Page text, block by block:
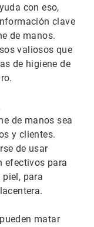
con eso,
clave
de manos.
valiosos que
de higiene de
de manos sea
y clientes.
de usar
efectivos para
para
matar